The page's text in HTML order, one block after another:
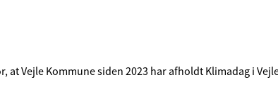
Vejle Kommune siden 2023 har afholdt Klimadag i